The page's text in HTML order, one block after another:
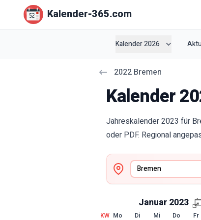
Kalender-365.com
Kalender 2026
2022 Bremen
Kalender
Jahreskalender 2023 für
oder PDF. Regional
Januar2023
KW Mo Di Mi Do Fr